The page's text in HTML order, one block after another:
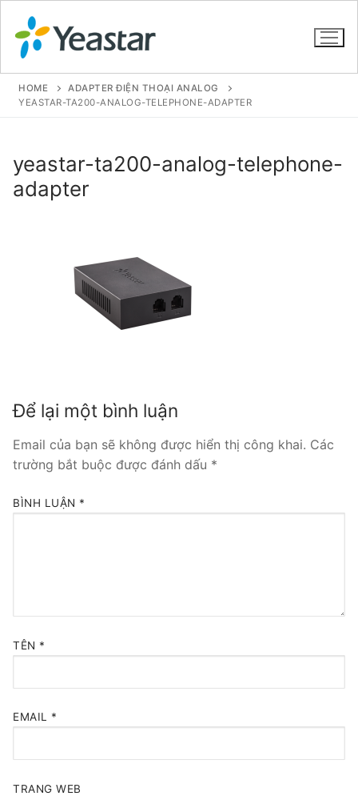
SẢN PHẨM
Tổng đài VoIP Yeastar S20
Tổng đài VoIP Yeastar S50
HOSTED PHONE SYSTEM
Tổng đài Yeastar Cloud
HOME
ADAPTER ĐIỆN THOẠI ANALOG
YEASTAR-TA200-ANALOG-TELEPHONE-ADAPTER
yeastar-ta200-analog-telephone-
adapter
Để lại một bình luận
Email của bạn sẽ không được hiển thị công khai. Các
trường bắt buộc được đánh dấu *
BÌNH LUẬN *
TÊN *
EMAIL *
TRANG WEB